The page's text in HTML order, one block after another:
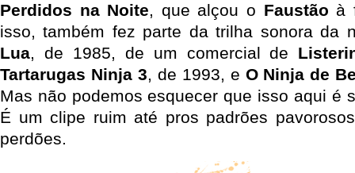
Perdidos na Noite, que alçou o Faustão à
isso, também fez parte da trilha sonora da
Lua, de 1985, de um comercial de
Tartarugas Ninja 3, de 1993, e O Ninja de
Mas não podemos esquecer que isso aqui é
É um clipe ruim até pros padrões
perdões.